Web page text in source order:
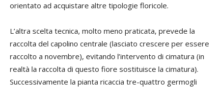
orientato ad acquistare altre tipologie floricole.
L’altra scelta tecnica, molto meno praticata, prevede la
raccolta del capolino centrale (lasciato crescere per essere
raccolto a novembre), evitando l’intervento di cimatura (in
realtà la raccolta di questo fiore sostituisce la cimatura).
Successivamente la pianta ricaccia tre-quattro germogli